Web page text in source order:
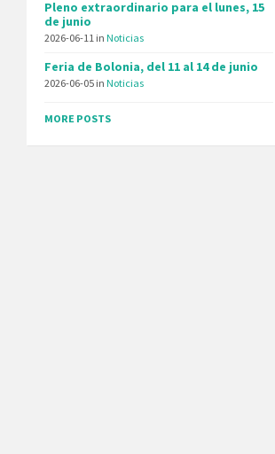
Pleno extraordinario para el lunes, 15
de junio
2026-06-11 in Noticias
Feria de Bolonia, del 11 al 14 de junio
2026-06-05 in Noticias
MORE POSTS